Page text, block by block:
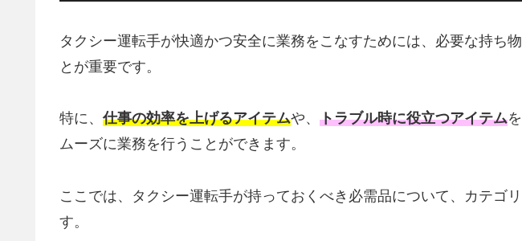
タクシー運転手が快適かつ安全に業務をこなすためには、必要な持ち
とが重要です。
特に、 仕事の効率を上げるアイテムや、 トラブル時に役立つアイテム
ムーズに業務を行うことができます。
ここでは、タクシー運転手が持っておくべき必需品について、カテゴ
す。